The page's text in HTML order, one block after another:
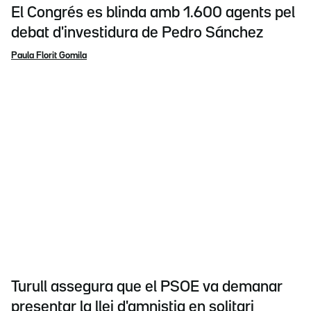
El Congrés es blinda amb 1.600 agents pel
debat d'investidura de Pedro Sánchez
Paula Florit Gomila
Turull assegura que el PSOE va demanar
presentar la llei d'amnistia en solitari